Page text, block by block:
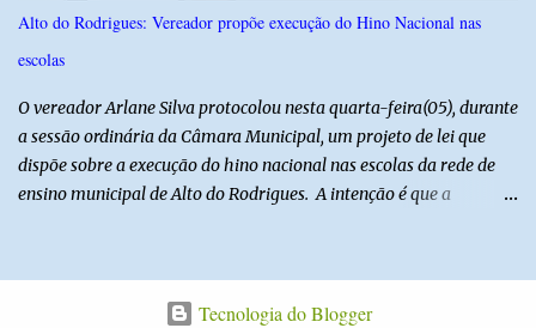
para defender interesses empresariais com a administração
pública. Segundo a Polícia Federal, a atuação dele contou com a
ajuda de Luchsinger e se concentrou no Ministério da Saúde e no
Alto do Rodrigues: Vereador propõe execução do Hino Nacional nas
escolas
O vereador Arlane Silva protocolou nesta quarta-feira(05), durante
a sessão ordinária da Câmara Municipal, um projeto de lei que
dispõe sobre a execução do hino nacional nas escolas da rede de
ensino municipal de Alto do Rodrigues. A intenção é que a
nacionais e da formação da cidadania. O projeto prevê ainda que
a execução do hino nacional ocorra uma vez por semana, em dia
Tecnologia do Blogger